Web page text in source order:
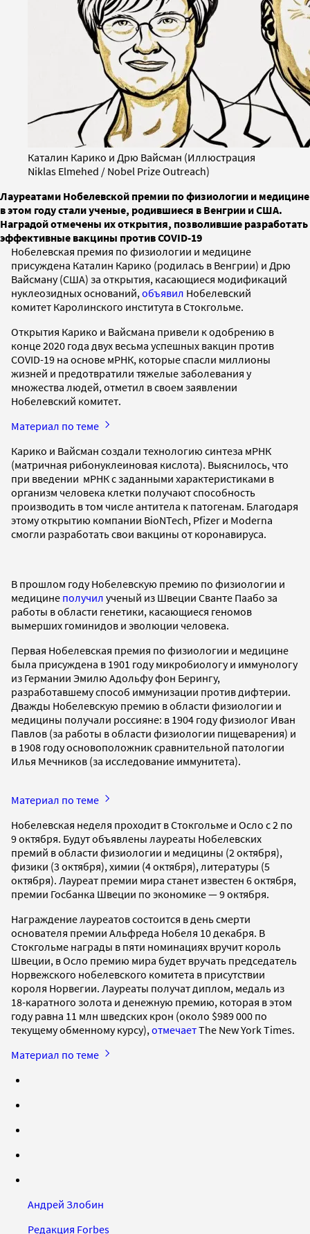
Каталин Карико и Дрю Вайсман (Иллюстрация
Niklas Elmehed / Nobel Prize Outreach)
Лауреатами Нобелевской премии по физиологии и медицине
в этом году стали ученые, родившиеся в Венгрии и США.
Наградой отмечены их открытия, позволившие разработать
эффективные вакцины против COVID-19
Нобелевская премия по физиологии и медицине
присуждена Каталин Карико (родилась в Венгрии) и Дрю
Вайсману (США) за открытия, касающиеся модификаций
нуклеозидных оснований, объявил Нобелевский
комитет Каролинского института в Стокгольме.
Открытия Карико и Вайсмана привели к одобрению в
конце 2020 года двух весьма успешных вакцин против
COVID-19 на основе мРНК, которые спасли миллионы
жизней и предотвратили тяжелые заболевания у
множества людей, отметил в своем заявлении
Нобелевский комитет.
Материал по теме
Карико и Вайсман создали технологию синтеза мРНК
(матричная рибонуклеиновая кислота). Выяснилось, что
при введении мРНК с заданными характеристиками в
организм человека клетки получают способность
производить в том числе антитела к патогенам. Благодаря
этому открытию компании BioNTech, Pfizer и Moderna
смогли разработать свои вакцины от коронавируса.
В прошлом году Нобелевскую премию по физиологии и
медицине получил ученый из Швеции Сванте Паабо за
работы в области генетики, касающиеся геномов
вымерших гоминидов и эволюции человека.
Первая Нобелевская премия по физиологии и медицине
была присуждена в 1901 году микробиологу и иммунологу
из Германии Эмилю Адольфу фон Берингу,
разработавшему способ иммунизации против дифтерии.
Дважды Нобелевскую премию в области физиологии и
медицины получали россияне: в 1904 году физиолог Иван
Павлов (за работы в области физиологии пищеварения) и
в 1908 году основоположник сравнительной патологии
Илья Мечников (за исследование иммунитета).
Материал по теме
Нобелевская неделя проходит в Стокгольме и Осло с 2 по
9 октября. Будут объявлены лауреаты Нобелевских
премий в области физиологии и медицины (2 октября),
физики (3 октября), химии (4 октября), литературы (5
октября). Лауреат премии мира станет известен 6 октября,
премии Госбанка Швеции по экономике — 9 октября.
Награждение лауреатов состоится в день смерти
основателя премии Альфреда Нобеля 10 декабря. В
Стокгольме награды в пяти номинациях вручит король
Швеции, в Осло премию мира будет вручать председатель
Норвежского нобелевского комитета в присутствии
короля Норвегии. Лауреаты получат диплом, медаль из
18-каратного золота и денежную премию, которая в этом
году равна 11 млн шведских крон (около $989 000 по
текущему обменному курсу), отмечаетThe New York Times.
Материал по теме
Андрей Злобин
Редакция Forbes